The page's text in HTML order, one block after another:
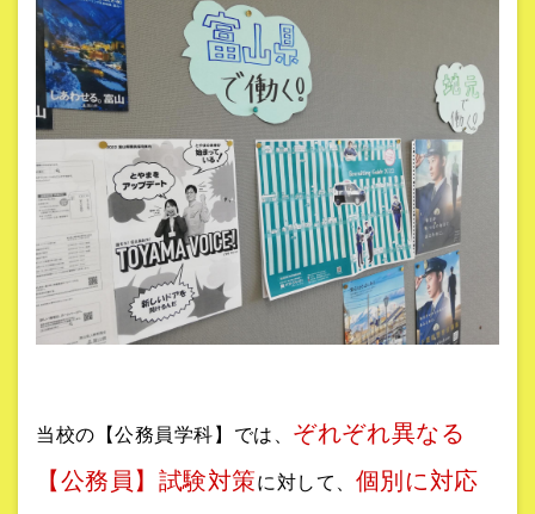
当校の【公務員学科】では、 ぞれぞれ異なる
【公務員】試験対策に対して、 個別に対応